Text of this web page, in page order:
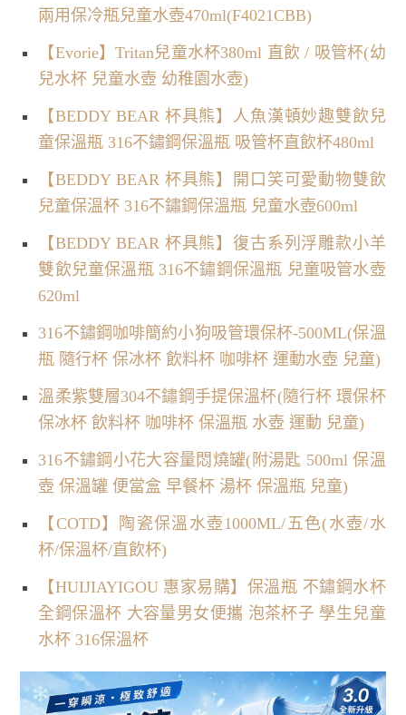
兩用保冷瓶兒童水壺470ml(F4021CBB)
【Evorie】Tritan兒童水杯380ml 直飲 / 吸管杯(幼
兒水杯 兒童水壺 幼稚園水壺)
【BEDDY BEAR 杯具熊】人魚漢頓妙趣雙飲兒
童保溫瓶 316不鏽鋼保溫瓶 吸管杯直飲杯480ml
【BEDDY BEAR 杯具熊】開口笑可愛動物雙飲
兒童保溫杯 316不鏽鋼保溫瓶 兒童水壺600ml
【BEDDY BEAR 杯具熊】復古系列浮雕款小羊
雙飲兒童保溫瓶 316不鏽鋼保溫瓶 兒童吸管水壺
620ml
316不鏽鋼咖啡簡約小狗吸管環保杯-500ML(保溫
瓶 隨行杯 保冰杯 飲料杯 咖啡杯 運動水壺 兒童)
溫柔紫雙層304不鏽鋼手提保溫杯(隨行杯 環保杯
保冰杯 飲料杯 咖啡杯 保溫瓶 水壺 運動 兒童)
316不鏽鋼小花大容量悶燒罐(附湯匙 500ml 保溫
壺 保溫罐 便當盒 早餐杯 湯杯 保溫瓶 兒童)
【COTD】陶瓷保溫水壺1000ML/五色(水壺/水
杯/保溫杯/直飲杯)
【HUIJIAYIGOU 惠家易購】保溫瓶 不鏽鋼水杯
全鋼保溫杯 大容量男女便攜 泡茶杯子 學生兒童
水杯 316保溫杯